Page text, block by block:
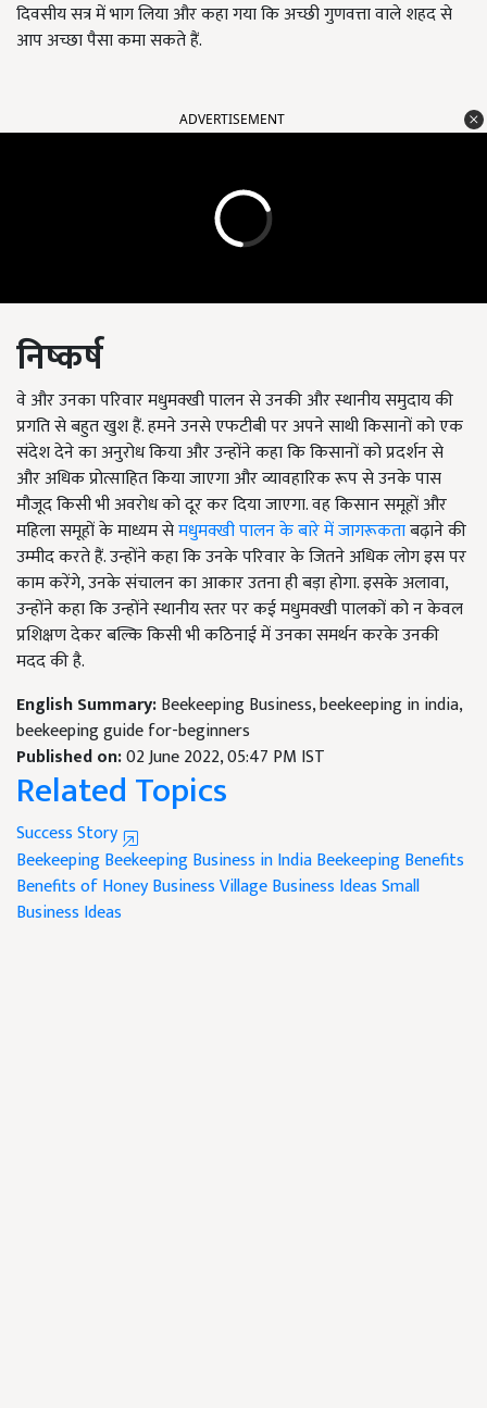
दिवसीय सत्र में भाग लिया और कहा गया कि अच्छी गुणवत्ता वाले शहद से
आप अच्छा पैसा कमा सकते हैं.
ADVERTISEMENT
निष्कर्ष
वे और उनका परिवार मधुमक्खी पालन से उनकी और स्थानीय समुदाय की
प्रगति से बहुत खुश हैं. हमने उनसे एफटीबी पर अपने साथी किसानों को एक
संदेश देने का अनुरोध किया और उन्होंने कहा कि किसानों को प्रदर्शन से
और अधिक प्रोत्साहित किया जाएगा और व्यावहारिक रूप से उनके पास
मौजूद किसी भी अवरोध को दूर कर दिया जाएगा. वह किसान समूहों और
महिला समूहों के माध्यम सेमधुमक्खी पालन के बारे में जागरूकताबढ़ाने की
उम्मीद करते हैं. उन्होंने कहा कि उनके परिवार के जितने अधिक लोग इस पर
काम करेंगे, उनके संचालन का आकार उतना ही बड़ा होगा. इसके अलावा,
उन्होंने कहा कि उन्होंने स्थानीय स्तर पर कई मधुमक्खी पालकों को न केवल
प्रशिक्षण देकर बल्कि किसी भी कठिनाई में उनका समर्थन करके उनकी
मदद की है.
English Summary:Beekeeping Business, beekeeping in india,
beekeeping guide for-beginners
Published on:02 June 2022, 05:47 PM IST
Related Topics
Success Story
BeekeepingBeekeeping Business in IndiaBeekeeping Benefits
Benefits of Honey BusinessVillage Business IdeasSmall
Business Ideas